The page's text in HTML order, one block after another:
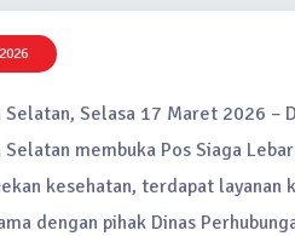
Selatan, Selasa 17 Maret 2026 –
membuka Pos Siaga
kesehatan, terdapat layanan
dengan pihak Dinas